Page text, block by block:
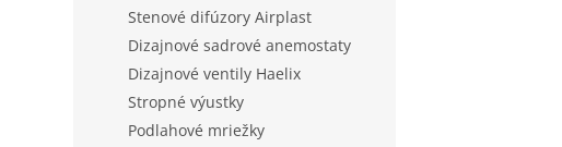
Stenové difúzory Airplast
Dizajnové sadrové anemostaty
Dizajnové ventily Haelix
Stropné výustky
Podlahové mriežky